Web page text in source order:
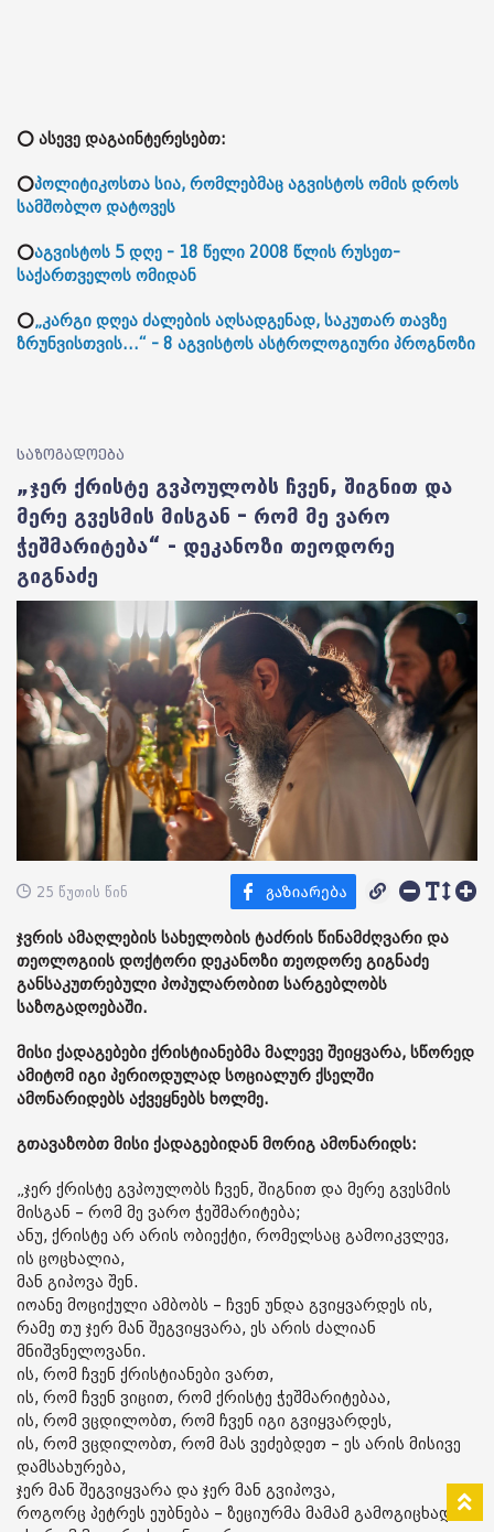
⭕ ასევე დაგაინტერესებთ:
⭕პოლიტიკოსთა სია, რომლებმაც აგვისტოს ომის დროს
სამშობლო დატოვეს
⭕აგვისტოს 5 დღე - 18 წელი 2008 წლის რუსეთ-
საქართველოს ომიდან
⭕„კარგი დღეა ძალების აღსადგენად, საკუთარ თავზე
ზრუნვისთვის...“ - 8 აგვისტოს ასტროლოგიური პროგნოზი
საზოგადოება
„ჯერ ქრისტე გვპოულობს ჩვენ, შიგნით და
მერე გვესმის მისგან – რომ მე ვარო
ჭეშმარიტება“ - დეკანოზი თეოდორე
გიგნაძე
25 წუთის წინ
ჯვრის ამაღლების სახელობის ტაძრის წინამძღვარი და
თეოლოგიის დოქტორი დეკანოზი თეოდორე გიგნაძე
განსაკუთრებული პოპულარობით სარგებლობს
საზოგადოებაში.
მისი ქადაგებები ქრისტიანებმა მალევე შეიყვარა, სწორედ
ამიტომ იგი პერიოდულად სოციალურ ქსელში
ამონარიდებს აქვეყნებს ხოლმე.
გთავაზობთ მისი ქადაგებიდან მორიგ ამონარიდს:
„ჯერ ქრისტე გვპოულობს ჩვენ, შიგნით და მერე გვესმის
მისგან – რომ მე ვარო ჭეშმარიტება;
ანუ, ქრისტე არ არის ობიექტი, რომელსაც გამოიკვლევ,
ის ცოცხალია,
მან გიპოვა შენ.
იოანე მოციქული ამბობს – ჩვენ უნდა გვიყვარდეს ის,
რამე თუ ჯერ მან შეგვიყვარა, ეს არის ძალიან
მნიშვნელოვანი.
ის, რომ ჩვენ ქრისტიანები ვართ,
ის, რომ ჩვენ ვიცით, რომ ქრისტე ჭეშმარიტებაა,
ის, რომ ვცდილობთ, რომ ჩვენ იგი გვიყვარდეს,
ის, რომ ვცდილობთ, რომ მას ვეძებდეთ – ეს არის მისივე
დამსახურება,
ჯერ მან შეგვიყვარა და ჯერ მან გვიპოვა,
როგორც პეტრეს ეუბნება – ზეციურმა მამამ გამოგიცხადა